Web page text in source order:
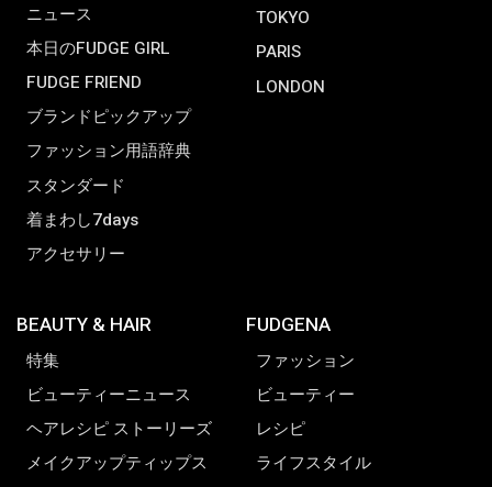
ニュース
本日のFUDGE GIRL
FUDGE FRIEND
ブランドピックアップ
ファッション用語辞典
スタンダード
着まわし7days
アクセサリー
TOKYO
PARIS
LONDON
BEAUTY & HAIR
特集
ビューティーニュース
ヘアレシピ ストーリーズ
メイクアップティップス
FUDGENA
ファッション
ビューティー
レシピ
ライフスタイル